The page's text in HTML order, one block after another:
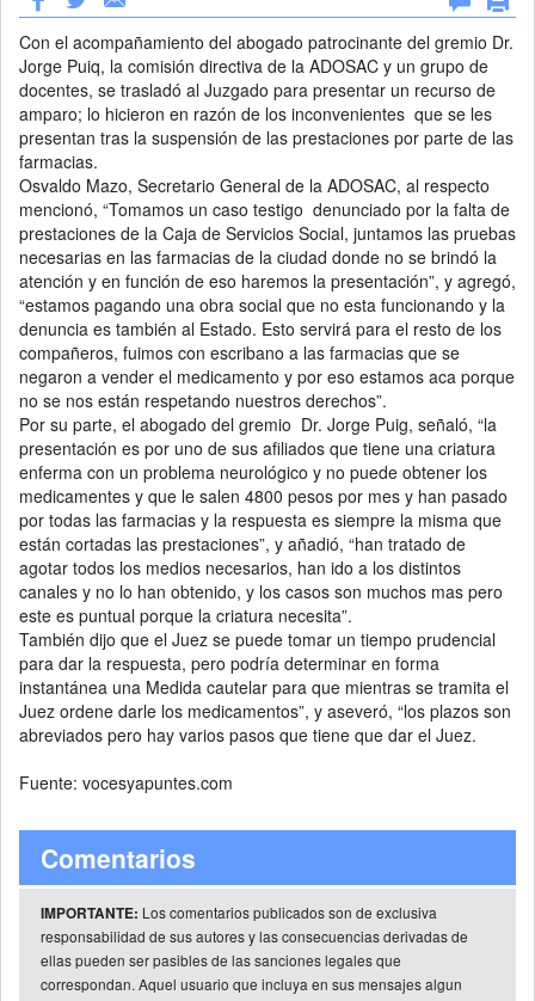
Con el acompañamiento del abogado patrocinante del gremio Dr.
Jorge Puiq, la comisión directiva de la ADOSAC y un grupo de
docentes, se trasladó al Juzgado para presentar un recurso de
amparo; lo hicieron en razón de los inconvenientes que se les
presentan tras la suspensión de las prestaciones por parte de las
farmacias.
Osvaldo Mazo, Secretario General de la ADOSAC, al respecto
mencionó, “Tomamos un caso testigo denunciado por la falta de
prestaciones de la Caja de Servicios Social, juntamos las pruebas
necesarias en las farmacias de la ciudad donde no se brindó la
atención y en función de eso haremos la presentación”, y agregó,
“estamos pagando una obra social que no esta funcionando y la
denuncia es también al Estado. Esto servirá para el resto de los
compañeros, fuimos con escribano a las farmacias que se
negaron a vender el medicamento y por eso estamos aca porque
no se nos están respetando nuestros derechos”.
Por su parte, el abogado del gremio Dr. Jorge Puig, señaló, “la
presentación es por uno de sus afiliados que tiene una criatura
enferma con un problema neurológico y no puede obtener los
medicamentes y que le salen 4800 pesos por mes y han pasado
por todas las farmacias y la respuesta es siempre la misma que
están cortadas las prestaciones”, y añadió, “han tratado de
agotar todos los medios necesarios, han ido a los distintos
canales y no lo han obtenido, y los casos son muchos mas pero
este es puntual porque la criatura necesita”.
También dijo que el Juez se puede tomar un tiempo prudencial
para dar la respuesta, pero podría determinar en forma
instantánea una Medida cautelar para que mientras se tramita el
Juez ordene darle los medicamentos”, y aseveró, “los plazos son
abreviados pero hay varios pasos que tiene que dar el Juez.
Fuente: vocesyapuntes.com
Comentarios
IMPORTANTE: Los comentarios publicados son de exclusiva
responsabilidad de sus autores y las consecuencias derivadas de
ellas pueden ser pasibles de las sanciones legales que
correspondan. Aquel usuario que incluya en sus mensajes algun